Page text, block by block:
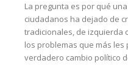
La pregunta es por qué
ciudadanos ha dejado de
tradicionales, de izquierda
los problemas que más
verdadero cambio político